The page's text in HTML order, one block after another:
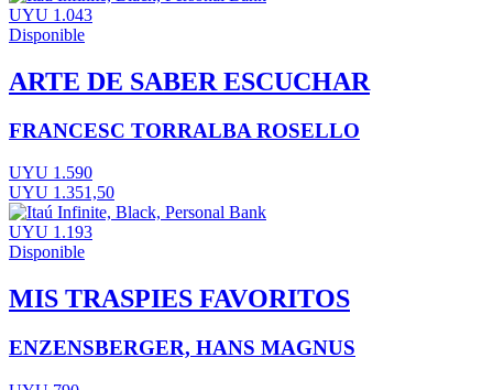
UYU 1.043
Disponible
ARTE DE SABER ESCUCHAR
FRANCESC TORRALBA ROSELLO
UYU 1.590
UYU 1.351,50
UYU 1.193
Disponible
MIS TRASPIES FAVORITOS
ENZENSBERGER, HANS MAGNUS